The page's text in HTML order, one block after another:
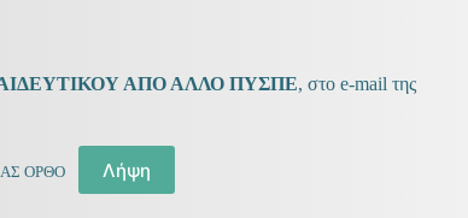
ΑΠΟ ΑΛΛΟ ΠΥΣΠΕ, στο e-mail της
ΟΡΘΟ Λήψη